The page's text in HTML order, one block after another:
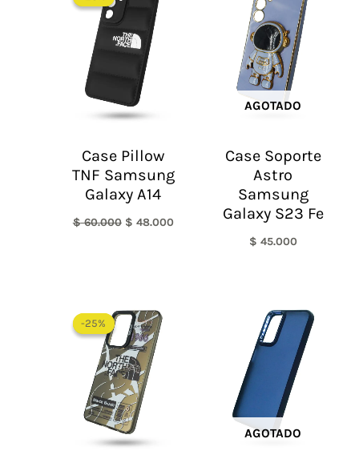
Case Pillow
TNF Samsung
Galaxy A14
$60.000
original
era:
$ 60.000.
$ 48.000
AGOTADO
Case Soporte
Astro
Samsung
Galaxy S23 Fe
$ 45.000
-25%
-25%
precio
original
era:
$ 60.000.
AGOTADO